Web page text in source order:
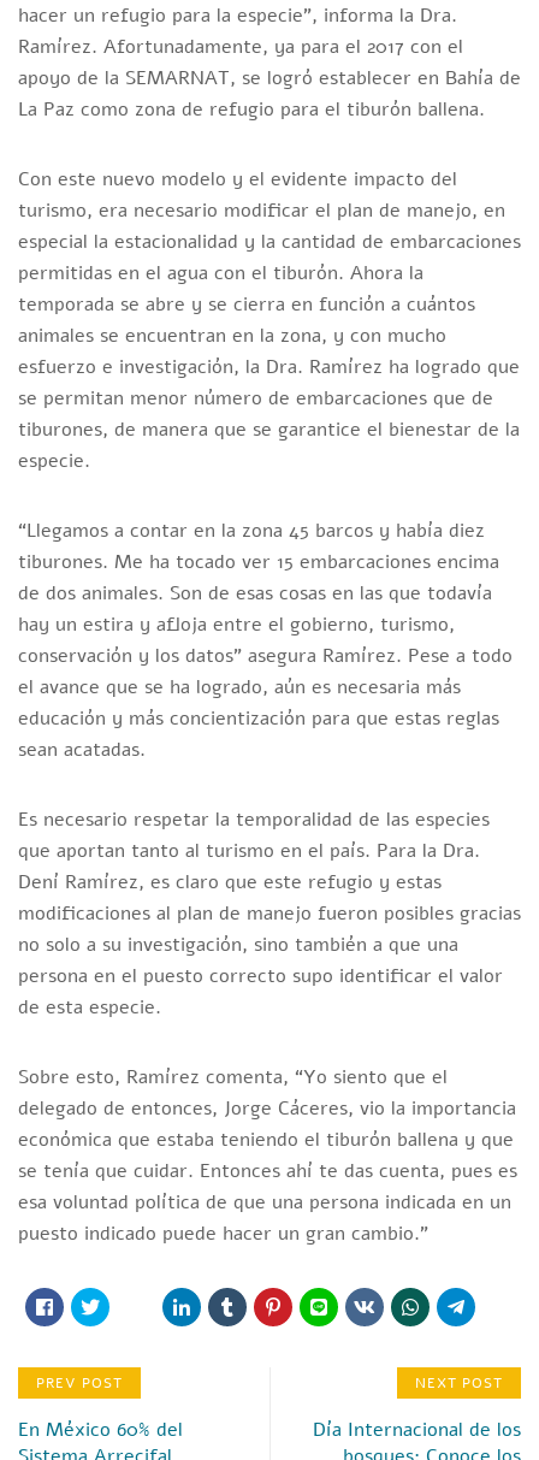
hacer un refugio para la especie”, informa la Dra.
Ramírez. Afortunadamente, ya para el 2017 con el
apoyo de la SEMARNAT, se logró establecer en Bahía de
La Paz como zona de refugio para el tiburón ballena.
Con este nuevo modelo y el evidente impacto del
turismo, era necesario modificar el plan de manejo, en
especial la estacionalidad y la cantidad de embarcaciones
permitidas en el agua con el tiburón. Ahora la
temporada se abre y se cierra en función a cuántos
animales se encuentran en la zona, y con mucho
esfuerzo e investigación, la Dra. Ramírez ha logrado que
se permitan menor número de embarcaciones que de
tiburones, de manera que se garantice el bienestar de la
especie.
“Llegamos a contar en la zona 45 barcos y había diez
tiburones. Me ha tocado ver 15 embarcaciones encima
de dos animales. Son de esas cosas en las que todavía
hay un estira y afloja entre el gobierno, turismo,
conservación y los datos” asegura Ramírez. Pese a todo
el avance que se ha logrado, aún es necesaria más
educación y más concientización para que estas reglas
sean acatadas.
Es necesario respetar la temporalidad de las especies
que aportan tanto al turismo en el país. Para la Dra.
Dení Ramírez, es claro que este refugio y estas
modificaciones al plan de manejo fueron posibles gracias
no solo a su investigación, sino también a que una
persona en el puesto correcto supo identificar el valor
de esta especie.
Sobre esto, Ramírez comenta, “Yo siento que el
delegado de entonces, Jorge Cáceres, vio la importancia
económica que estaba teniendo el tiburón ballena y que
se tenía que cuidar. Entonces ahí te das cuenta, pues es
esa voluntad política de que una persona indicada en un
puesto indicado puede hacer un gran cambio.”
PREV POST
En México 60% del
NEXT POST
Día Internacional de los